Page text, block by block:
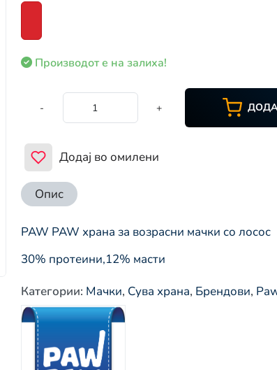
Производот е на залиха!
- +
Додај во омилени
Опис
PAW PAW храна за возрасни мачки со лосос
30% протеини,12% масти
Категории: Мачки, Сува храна, Брендови,